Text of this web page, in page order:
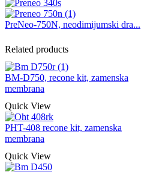
PreNeo-750N, neodimijumski dra...
Related products
BM-D750, recone kit, zamenska
membrana
Quick View
PHT-408 recone kit, zamenska
membrana
Quick View